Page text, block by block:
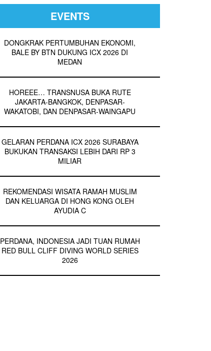
EVENTS
DONGKRAK PERTUMBUHAN EKONOMI,
BALE BY BTN DUKUNG ICX 2026 DI
MEDAN
HOREEE… TRANSNUSA BUKA RUTE
JAKARTA-BANGKOK, DENPASAR-
WAKATOBI, DAN DENPASAR-WAINGAPU
GELARAN PERDANA ICX 2026 SURABAYA
BUKUKAN TRANSAKSI LEBIH DARI RP 3
MILIAR
REKOMENDASI WISATA RAMAH MUSLIM
DAN KELUARGA DI HONG KONG OLEH
AYUDIA C
PERDANA, INDONESIA JADI TUAN RUMAH
RED BULL CLIFF DIVING WORLD SERIES
2026